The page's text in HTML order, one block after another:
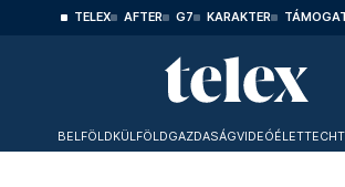
TELEX AFTER G7 KARAKTER
BELFÖLDKÜLFÖLDGAZDASÁGVIDEÓÉLET